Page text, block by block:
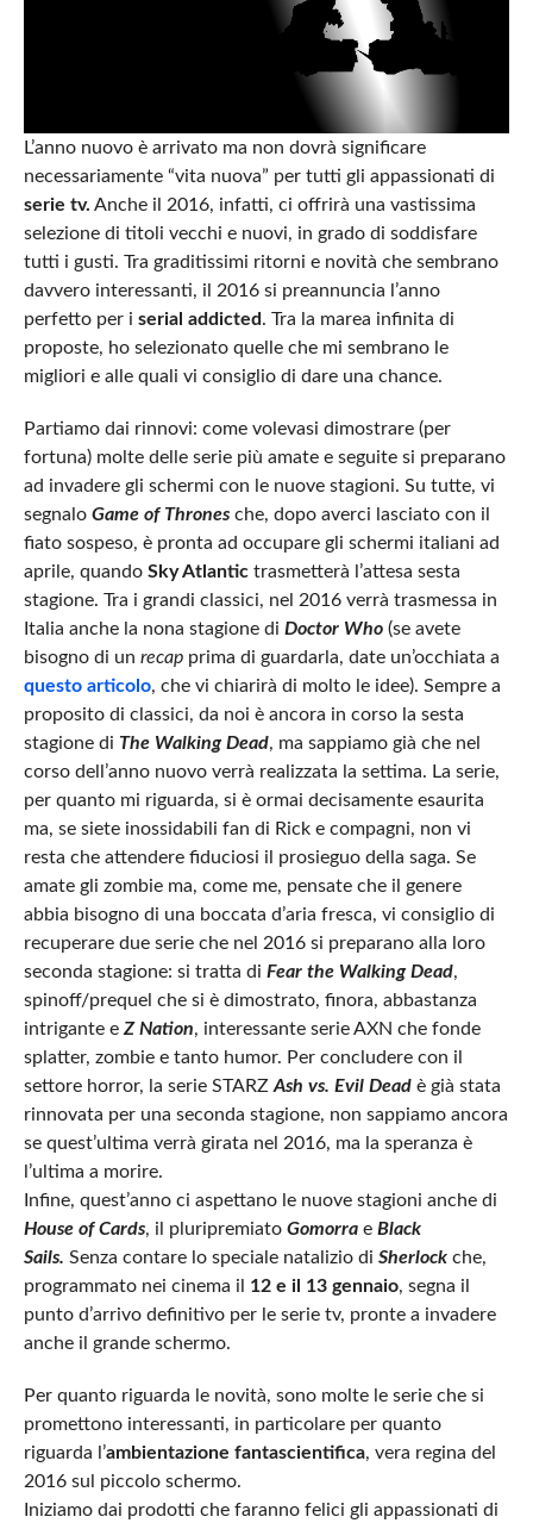
L’anno nuovo è arrivato ma non dovrà significare
necessariamente “vita nuova” per tutti gli appassionati di
serie tv. Anche il 2016, infatti, ci offrirà una vastissima
selezione di titoli vecchi e nuovi, in grado di soddisfare
tutti i gusti. Tra graditissimi ritorni e novità che sembrano
davvero interessanti, il 2016 si preannuncia l’anno
perfetto per i serial addicted. Tra la marea infinita di
proposte, ho selezionato quelle che mi sembrano le
migliori e alle quali vi consiglio di dare una chance.
Partiamo dai rinnovi: come volevasi dimostrare (per
fortuna) molte delle serie più amate e seguite si preparano
ad invadere gli schermi con le nuove stagioni. Su tutte, vi
segnalo Game of Thronesche, dopo averci lasciato con il
fiato sospeso, è pronta ad occupare gli schermi italiani ad
aprile, quando Sky Atlantic trasmetterà l’attesa sesta
stagione. Tra i grandi classici, nel 2016 verrà trasmessa in
Italia anche la nona stagione di Doctor Who(se avete
bisogno di un recapprima di guardarla, date un’occhiata a
questo articolo, che vi chiarirà di molto le idee). Sempre a
proposito di classici, da noi è ancora in corso la sesta
stagione di The Walking Dead, ma sappiamo già che nel
corso dell’anno nuovo verrà realizzata la settima. La serie,
per quanto mi riguarda, si è ormai decisamente esaurita
ma, se siete inossidabili fan di Rick e compagni, non vi
resta che attendere fiduciosi il prosieguo della saga. Se
amate gli zombie ma, come me, pensate che il genere
abbia bisogno di una boccata d’aria fresca, vi consiglio di
recuperare due serie che nel 2016 si preparano alla loro
seconda stagione: si tratta di Fear the Walking Dead,
spinoff/prequel che si è dimostrato, finora, abbastanza
intrigante e Z Nation, interessante serie AXN che fonde
splatter, zombie e tanto humor. Per concludere con il
settore horror, la serie STARZ Ash vs. Evil Deadè già stata
rinnovata per una seconda stagione, non sappiamo ancora
se quest’ultima verrà girata nel 2016, ma la speranza è
l’ultima a morire.
Infine, quest’anno ci aspettano le nuove stagioni anche di
House of Cards, il pluripremiato Gomorrae Black
Sails. Senza contare lo speciale natalizio di Sherlockche,
programmato nei cinema il 12 e il 13 gennaio, segna il
punto d’arrivo definitivo per le serie tv, pronte a invadere
anche il grande schermo.
Per quanto riguarda le novità, sono molte le serie che si
promettono interessanti, in particolare per quanto
riguarda l’ambientazione fantascientifica, vera regina del
2016 sul piccolo schermo.
Iniziamo dai prodotti che faranno felici gli appassionati di